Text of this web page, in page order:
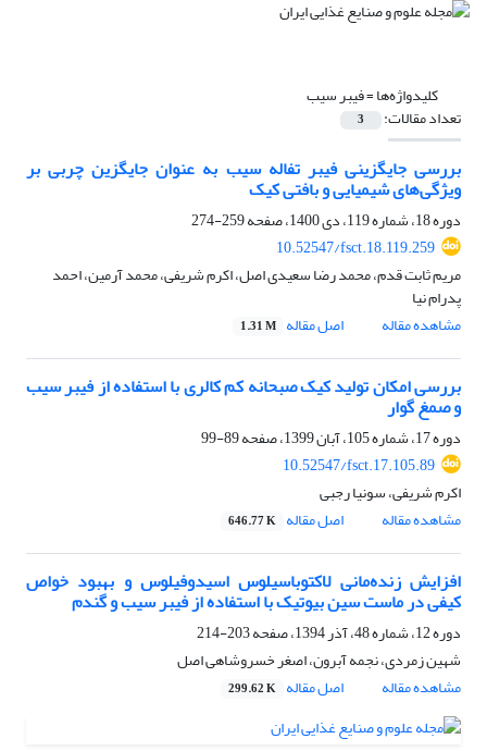
کلیدواژه‌ها =فیبر سیب
تعداد مقالات: 3
بررسی جایگزینی فیبر تفاله سیب به عنوان جایگزین چربی بر
ویژگی‌های شیمیایی و بافتی کیک
دوره 18، شماره 119، دی 1400، صفحه
259-274
10.52547/fsct.18.119.259
مریم ثابت قدم، محمد رضا سعیدی اصل، اکرم شریفی، محمد آرمین، احمد
پدرام نیا
مشاهده مقاله
اصل مقاله 1.31 M
بررسی امکان تولید کیک صبحانه کم کالری با استفاده از فیبر سیب
و صمغ گوار
دوره 17، شماره 105، آبان 1399، صفحه
89-99
10.52547/fsct.17.105.89
اکرم شریفی، سونیا رجبی
مشاهده مقاله
اصل مقاله 646.77 K
افزایش زنده‌مانی لاکتوباسیلوس اسیدوفیلوس و بهبود خواص
کیفی در ماست سین بیوتیک با استفاده از فیبر سیب و گندم
دوره 12، شماره 48، آذر 1394، صفحه
203-214
شهین زمردی، نجمه آبرون، اصغر خسروشاهی اصل
مشاهده مقاله
اصل مقاله 299.62 K